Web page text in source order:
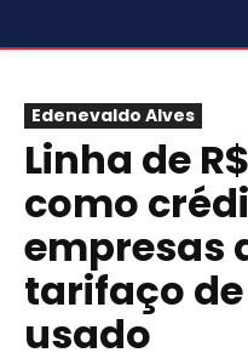
Edenevaldo Alves
Linha de
como
empresas
tarifaço
usado